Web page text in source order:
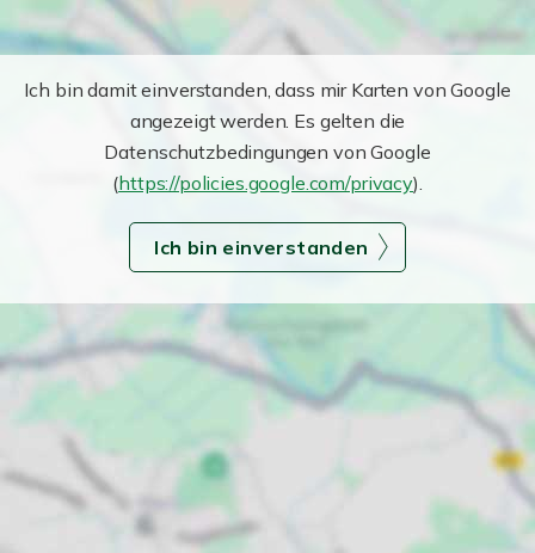
Ich bin damit einverstanden, dass mir Karten von Google
angezeigt werden. Es gelten die
Datenschutzbedingungen von Google
(https://policies.google.com/privacy).
Ich bin einverstanden